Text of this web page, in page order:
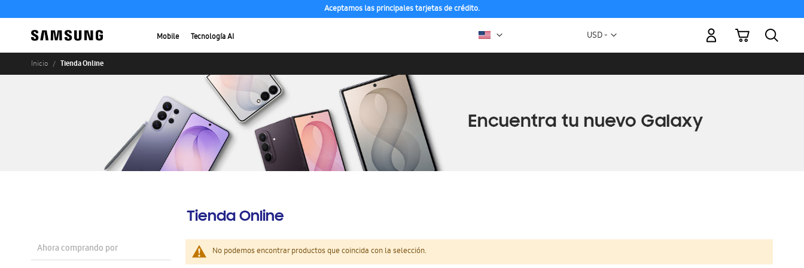
Aceptamos las principales tarjetas de crédito.
Mobile Tecnología AI Moneda
USD -
Mi carrito
Inicio Tienda Online
Tienda Online
No podemos encontrar productos que coincida con la selección.
Ahora comprando por